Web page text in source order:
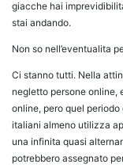
giacche hai
stai andando.
Non so nell’eventualita
Ci stanno tutti. Nella
negletto persone online,
online, pero quel
italiani almeno utilizza
una infinita quasi
potrebbero assegnato